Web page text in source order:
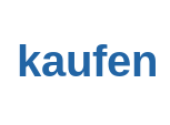
kaufen